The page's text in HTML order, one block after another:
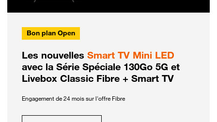
Bon plan Open
Les nouvelles Smart TV Mini LED
avec la Série Spéciale 130Go 5G et
Livebox Classic Fibre + Smart TV
Engagement de 24 mois sur l'offre Fibre